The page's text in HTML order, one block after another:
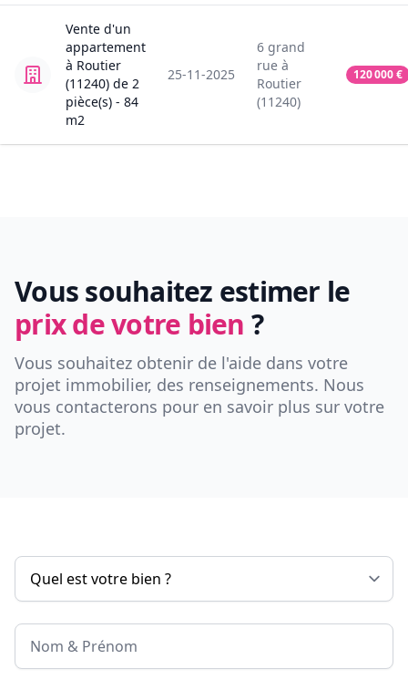
Vente d'un
appartement
à Routier
(11240) de 2
pièce(s) - 84
m2
25-11-2025
6 grand
rue à
Routier
(11240)
120 000€
Vous souhaitez estimer le
prix de votre bien ?
Vous souhaitez obtenir de l'aide dans votre
projet immobilier, des renseignements. Nous
vous contacterons pour en savoir plus sur votre
projet.
Nom & Prénom